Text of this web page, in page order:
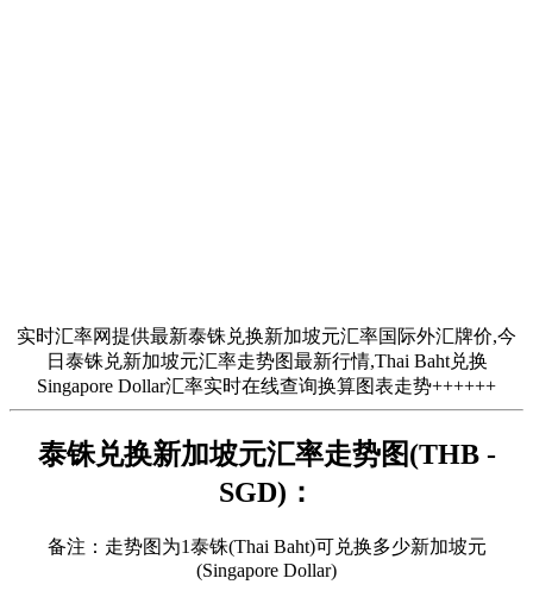
实时汇率网提供最新泰铢兑换新加坡元汇率国际外汇牌价,今
日泰铢兑新加坡元汇率走势图最新行情,Thai Baht兑换
Singapore Dollar汇率实时在线查询换算图表走势++++++
泰铢兑换新加坡元汇率走势图(THB -
SGD)：
备注：走势图为1泰铢(Thai Baht)可兑换多少新加坡元
(Singapore Dollar)